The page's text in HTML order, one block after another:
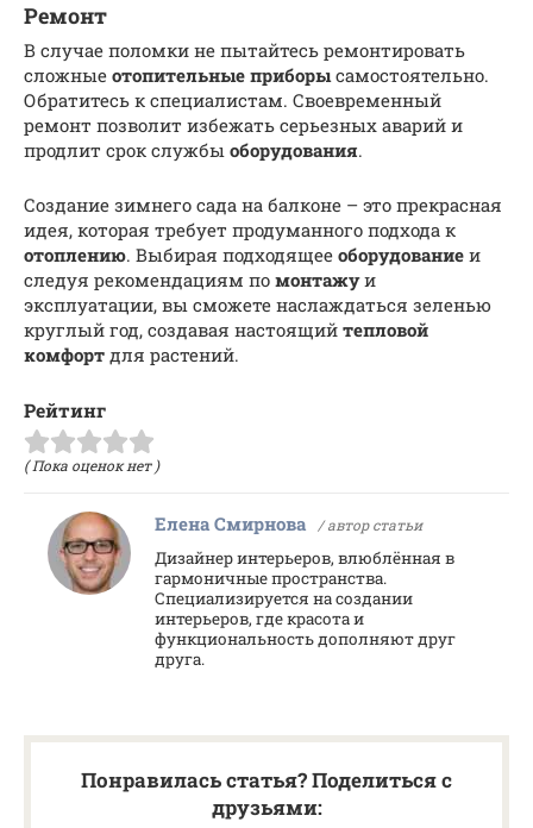
Ремонт
В случае поломки не пытайтесь ремонтировать
сложные отопительные приборысамостоятельно.
Обратитесь к специалистам. Своевременный
ремонт позволит избежать серьезных аварий и
продлит срок службы оборудования.
Создание зимнего сада на балконе – это прекрасная
идея, которая требует продуманного подхода к
отоплению. Выбирая подходящее оборудование и
следуя рекомендациям по монтажуи
эксплуатации, вы сможете наслаждаться зеленью
круглый год, создавая настоящий тепловой
комфорт для растений.
Рейтинг
( Пока оценок нет )
Елена Смирнова / автор статьи
Дизайнер интерьеров, влюблённая в
гармоничные пространства.
Специализируется на создании
интерьеров, где красота и
функциональность дополняют друг
друга.
Понравилась статья? Поделиться с
друзьями: